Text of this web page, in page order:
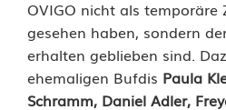
i
e
l
OVIGO nicht als temporäre
gesehen haben, sondern
erhalten geblieben sind.
ehemaligen Bufdis Paula
Schramm, Daniel Adler,